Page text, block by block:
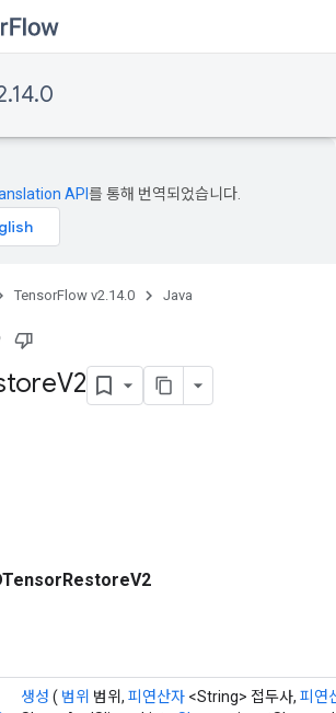
API 를 통해 번역되었습니다.
TensorFlow v2.14.0 Java
V2
생성 ( 범위 범위, 피연산자 <String> 접두사, 피연